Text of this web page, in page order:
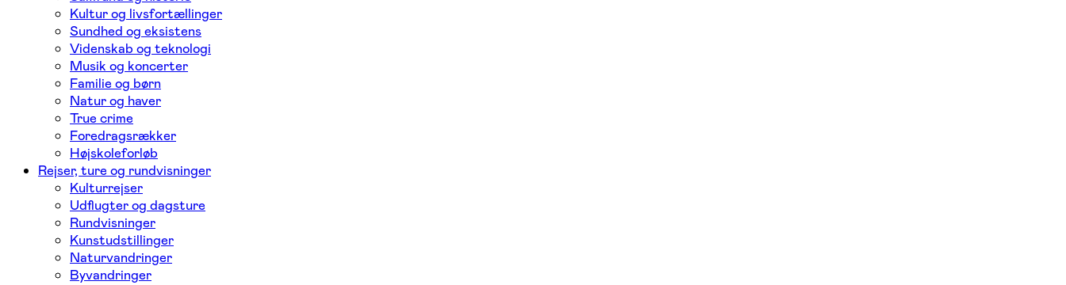
Kultur og livsfortællinger
Sundhed og eksistens
Videnskab og teknologi
Musik og koncerter
Familie og børn
Natur og haver
True crime
Foredragsrækker
Højskoleforløb
Rejser, ture og rundvisninger
Kulturrejser
Udflugter og dagsture
Rundvisninger
Kunstudstillinger
Naturvandringer
Byvandringer